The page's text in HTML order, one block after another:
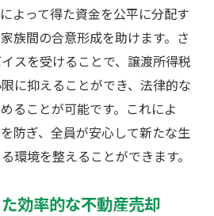
よって得た資金を公平に分配す
族間の合意形成を助けます。さ
スを受けることで、譲渡所得税
に抑えることができ、法律的な
ることが可能です。これによ
防ぎ、全員が安心して新たな生
環境を整えることができます。
効率的な不動産売却